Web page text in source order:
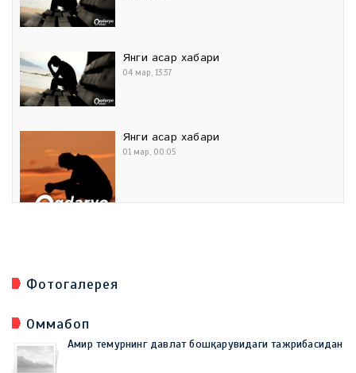
Янги асар хабари
04 мар, 13:37
Янги асар хабари
01 мар, 00:05
Фотогалерея
Оммабоп
Амир темурнинг давлат бошқарувидаги тажрибасидан